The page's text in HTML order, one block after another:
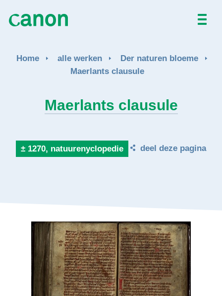
Activiteiten
Home alle werken
Der naturen bloeme
Maerlants clausule
Maerlants clausule
± 1270, natuurenyclopedie deel deze pagina